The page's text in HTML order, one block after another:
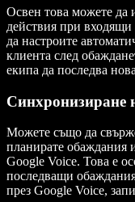
Освен това можете да
действия при
да настроите
клиента след
екипа да последва
Синхронизиране
Можете също да
планирате обаждания
Google Voice. Това е
последващи
през Google Voice,